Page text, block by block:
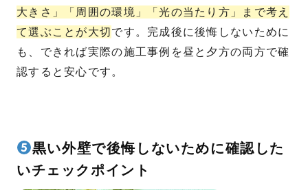
大きさ」「周囲の環境」「光の当たり方」まで考え
て選ぶことが大切 です。完成後に後悔しないために
も、できれば実際の施工事例を昼と夕方の両方で確
認すると安心です。
黒い外壁で後悔しないために確認した
いチェックポイント